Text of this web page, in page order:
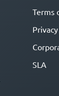
Terms
Privacy
SLA